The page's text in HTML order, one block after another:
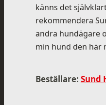
känns det
rekommendera
andra hundägare
min hund den här
Beställare: Sund